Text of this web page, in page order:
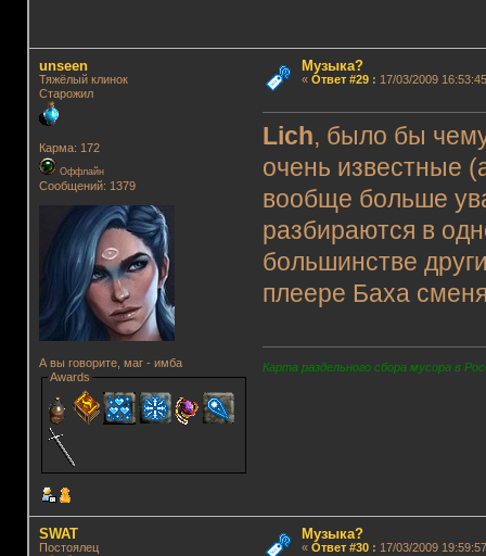
unseen
Тяжёлый клинок
Старожил
Карма: 172
Оффлайн
Сообщений: 1379
А вы говорите, маг - имба
Awards
Музыка?
« Ответ #29: 17/03/2009
Lich, было бы
очень известные
вообще больше
разбираются в
большинстве
плеере Баха
Карта раздельного сбора мусора в
SWAT
Постоялец
Музыка?
« Ответ #30: 17/03/2009